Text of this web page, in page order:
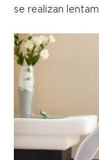
se realizan